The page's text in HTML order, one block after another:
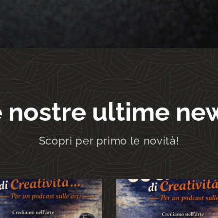
nostre ultime
Scopri per primo le novità!